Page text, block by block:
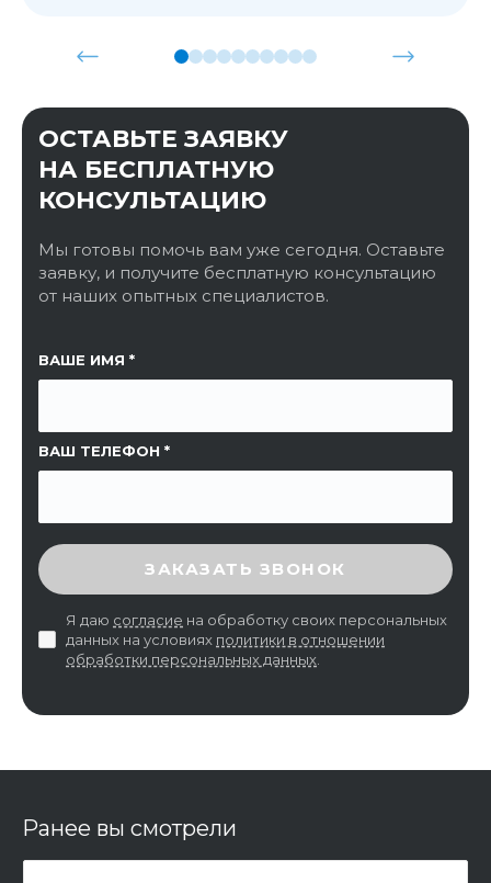
ОСТАВЬТЕ ЗАЯВКУ
НА БЕСПЛАТНУЮ
КОНСУЛЬТАЦИЮ
Мы готовы помочь вам уже сегодня. Оставьте
заявку, и получите бесплатную консультацию
от наших опытных специалистов.
ВАШЕ ИМЯ
ВАШ ТЕЛЕФОН
ССЫЛКА НА СТРАНИЦУ
ВВЕДИТЕ ПРОВЕРОЧНЫЙ КОД
ЗАКАЗАТЬ ЗВОНОК
Я даю согласие на обработку своих персональных
данных на условиях политики в отношении
обработки персональных данных
Ранее вы смотрели